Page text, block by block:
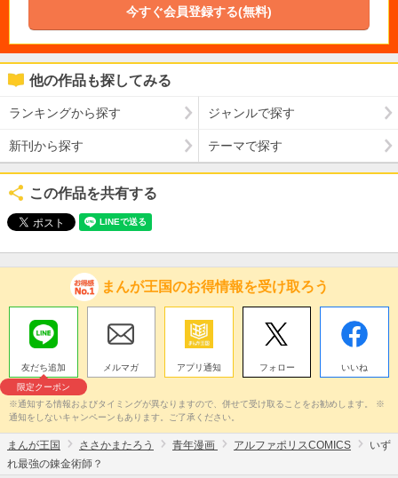
今すぐ会員登録する(無料)
他の作品も探してみる
ランキングから探す ジャンルで探す
新刊から探す テーマで探す
この作品を共有する
まんが王国のお得情報を受け取ろう
友だち追加
限定クーポン
メルマガ アプリ通知 フォロー いいね
※通知する情報およびタイミングが異なりますので、併せて受け取ることをお勧めします。 ※
通知をしないキャンペーンもあります。ご了承ください。
まんが王国 ささかまたろう 青年漫画 アルファポリスCOMICS
いず
れ最強の錬金術師？